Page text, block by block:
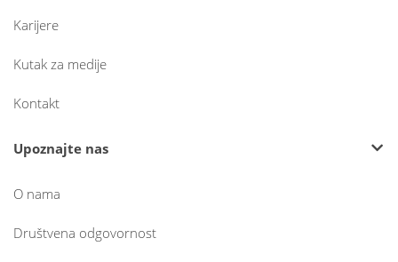
Karijere
Kutak za medije
Kontakt
Upoznajte nas
O nama
Društvena odgovornost